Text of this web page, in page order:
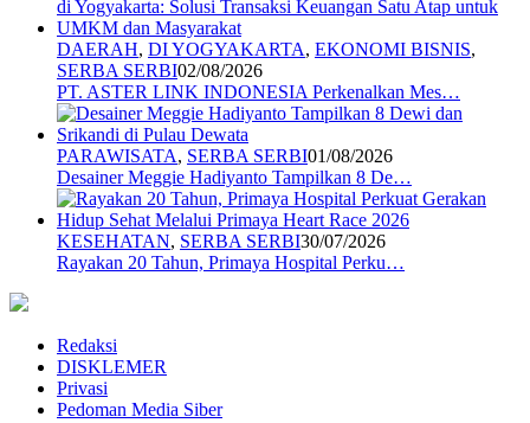
DAERAH, DI YOGYAKARTA, EKONOMI BISNIS,
SERBA SERBI02/08/2026
PT. ASTER LINK INDONESIA Perkenalkan Mes…
PARAWISATA, SERBA SERBI01/08/2026
Desainer Meggie Hadiyanto Tampilkan 8 De…
KESEHATAN, SERBA SERBI30/07/2026
Rayakan 20 Tahun, Primaya Hospital Perku…
Redaksi
DISKLEMER
Privasi
Pedoman Media Siber